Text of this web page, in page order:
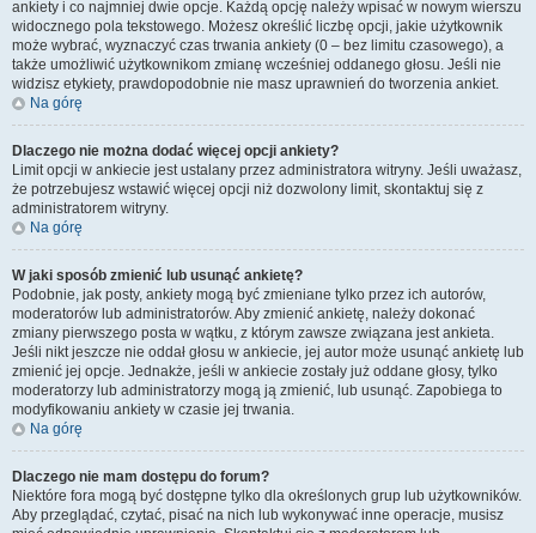
ankiety i co najmniej dwie opcje. Każdą opcję należy wpisać w nowym wierszu
widocznego pola tekstowego. Możesz określić liczbę opcji, jakie użytkownik
może wybrać, wyznaczyć czas trwania ankiety (0 – bez limitu czasowego), a
także umożliwić użytkownikom zmianę wcześniej oddanego głosu. Jeśli nie
widzisz etykiety, prawdopodobnie nie masz uprawnień do tworzenia ankiet.
Na górę
Dlaczego nie można dodać więcej opcji ankiety?
Limit opcji w ankiecie jest ustalany przez administratora witryny. Jeśli uważasz,
że potrzebujesz wstawić więcej opcji niż dozwolony limit, skontaktuj się z
administratorem witryny.
Na górę
W jaki sposób zmienić lub usunąć ankietę?
Podobnie, jak posty, ankiety mogą być zmieniane tylko przez ich autorów,
moderatorów lub administratorów. Aby zmienić ankietę, należy dokonać
zmiany pierwszego posta w wątku, z którym zawsze związana jest ankieta.
Jeśli nikt jeszcze nie oddał głosu w ankiecie, jej autor może usunąć ankietę lub
zmienić jej opcje. Jednakże, jeśli w ankiecie zostały już oddane głosy, tylko
moderatorzy lub administratorzy mogą ją zmienić, lub usunąć. Zapobiega to
modyfikowaniu ankiety w czasie jej trwania.
Na górę
Dlaczego nie mam dostępu do forum?
Niektóre fora mogą być dostępne tylko dla określonych grup lub użytkowników.
Aby przeglądać, czytać, pisać na nich lub wykonywać inne operacje, musisz